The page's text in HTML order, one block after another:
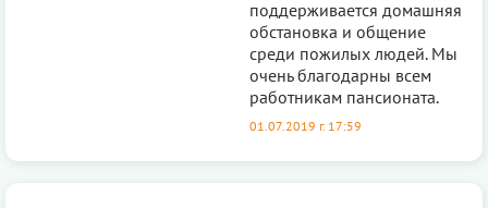
поддерживается домашняя
обстановка и общение
среди пожилых людей. Мы
очень благодарны всем
работникам пансионата.
01.07.2019 г. 17:59